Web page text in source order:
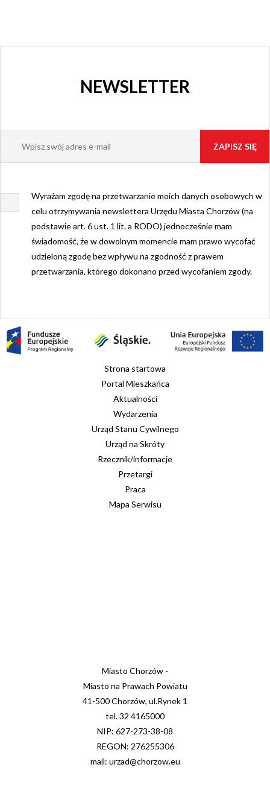
NEWSLETTER
Wyrażam zgodę na przetwarzanie moich danych osobowych w
celu otrzymywania newslettera Urzędu Miasta Chorzów (na
podstawie art. 6 ust. 1 lit. a RODO) jednocześnie mam
świadomość, że w dowolnym momencie mam prawo wycofać
udzieloną zgodę bez wpływu na zgodność z prawem
przetwarzania, którego dokonano przed wycofaniem zgody.
Strona startowa
Portal Mieszkańca
Aktualności
Wydarzenia
Urząd Stanu Cywilnego
Urząd na Skróty
Rzecznik/informacje
Przetargi
Praca
Mapa Serwisu
Miasto Chorzów -
Miasto na Prawach Powiatu
41-500 Chorzów, ul.Rynek 1
tel. 32 4165000
NIP: 627-273-38-08
REGON: 276255306
mail: urzad@chorzow.eu